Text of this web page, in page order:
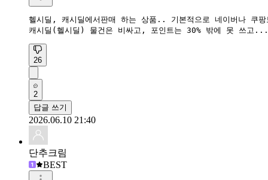
헬시딜, 캐시딜에서판매 하는 상품.. 기본적으로 네이버나 쿠
캐시딜(헬시딜) 물건은 비싸고, 포인트는 30% 밖에 못 쓰고
26
2
답글 쓰기
2026.06.10 21:40
단추크림
BEST